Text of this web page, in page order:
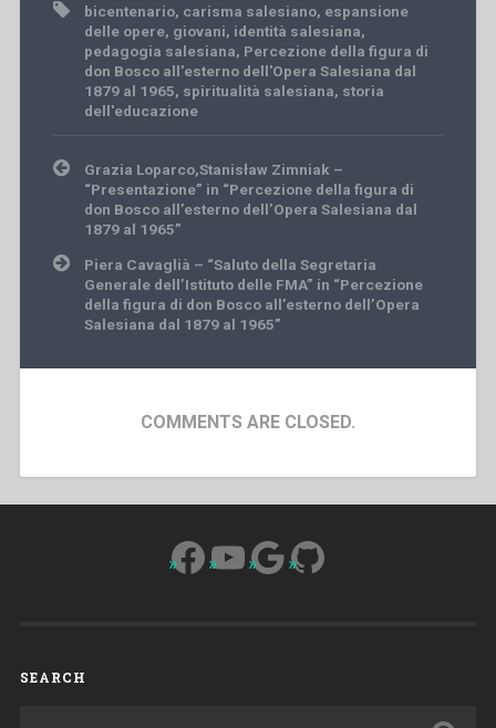
bicentenario, carisma salesiano, espansione
delle opere, giovani, identità salesiana,
pedagogia salesiana, Percezione della figura di
don Bosco all'esterno dell'Opera Salesiana dal
1879 al 1965, spiritualità salesiana, storia
dell'educazione
Post
navigation
Grazia Loparco,Stanisław Zimniak –
“Presentazione” in “Percezione della figura di
don Bosco all’esterno dell’Opera Salesiana dal
1879 al 1965”
Piera Cavaglià – “Saluto della Segretaria
Generale dell’Istituto delle FMA” in “Percezione
della figura di don Bosco all’esterno dell’Opera
Salesiana dal 1879 al 1965”
COMMENTS ARE CLOSED.
Facebook
YouTube
Google
GitHub
SEARCH